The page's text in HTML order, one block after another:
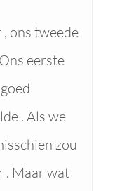
ons tweede
eerste
. Als we
zou
. Maar wat